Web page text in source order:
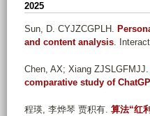
2025
Sun, D. CYJZCGPLH .
and content analysis.
Chen, AX; Xiang ZJSLGFMJJ.
comparative study of
程瑛, 李烨琴 贾积有. 算法“红